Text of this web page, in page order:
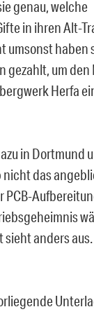
genau, welche
in ihren Alt-
umsonst haben
gezahlt, um
Herfa
in Dortmund
nicht das
PCB-
anders